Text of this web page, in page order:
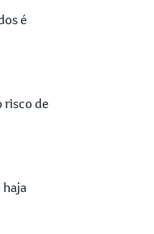
é
risco de
haja